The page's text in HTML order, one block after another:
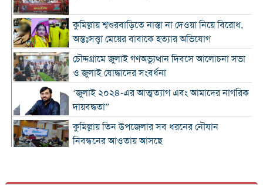
কুমিল্লায় শ্বশুরবাড়িতে নাস্তা না দেওয়া নিয়ে বিরোধ,
অন্তঃসত্ত্বা মেয়ের বাবাকে হত্যার অভিযোগ
চৌদ্দগ্রামে জুলাই গণঅভ্যুত্থান দিবসে আলোচনা সভা
ও জুলাই যোদ্ধাদের সংবর্ধনা
‘জুলাই ২০২৪-এর আত্মত্যাগ এবং আমাদের নাগরিক
দায়বদ্ধতা”
কুমিল্লায় তিন উপজেলার সব ধরনের নৌযান
নিবন্ধনের আওতায় আসছে